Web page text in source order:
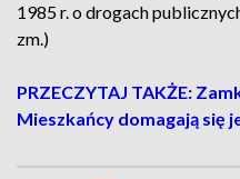
1985 r. o drogach
zm.)
PRZECZYTAJ TAKŻE:
Mieszkańcy domagają się